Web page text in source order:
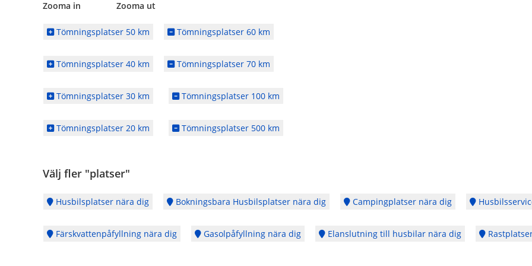
Zooma in Zooma ut
Tömningsplatser 50 km Tömningsplatser 60 km
Tömningsplatser 40 km Tömningsplatser 70 km
Tömningsplatser 30 km Tömningsplatser 100 km
Tömningsplatser 20 km Tömningsplatser 500 km
Välj fler "platser"
Husbilsplatser nära dig Bokningsbara Husbilsplatser nära dig Campingplatser nära dig
Färskvattenpåfyllning nära dig Gasolpåfyllning nära dig Elanslutning till husbilar nära dig